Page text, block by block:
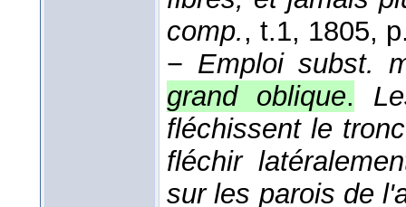
comp., t.1, 1805,
− Emploi subst.
grand oblique.
fléchissent le
fléchir
sur les parois de